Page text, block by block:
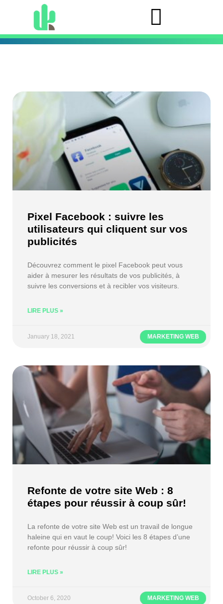
MARKETING WEB
Pixel Facebook : suivre les
utilisateurs qui cliquent sur vos
publicités
Découvrez comment le pixel Facebook peut vous
aider à mesurer les résultats de vos publicités, à
suivre les conversions et à recibler vos visiteurs.
LIRE PLUS »
January 18, 2021
MARKETING WEB
Refonte de votre site Web : 8
étapes pour réussir à coup sûr!
La refonte de votre site Web est un travail de longue
haleine qui en vaut le coup! Voici les 8 étapes d’une
refonte pour réussir à coup sûr!
LIRE PLUS »
October 6, 2020